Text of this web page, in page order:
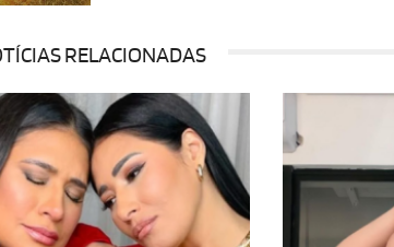
RELACIONADAS